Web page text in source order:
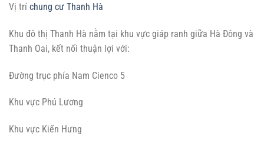
Vị trí chung cư Thanh Hà
Khu đô thị Thanh Hà nằm tại khu vực giáp ranh giữa Hà Đông và
Thanh Oai, kết nối thuận lợi với:
Đường trục phía Nam Cienco 5
Khu vực Phú Lương
Khu vực Kiến Hưng